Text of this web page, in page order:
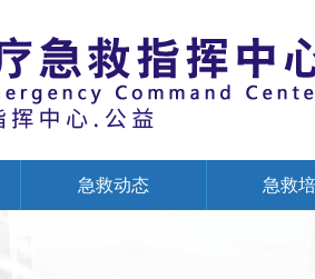
急救动态 急救